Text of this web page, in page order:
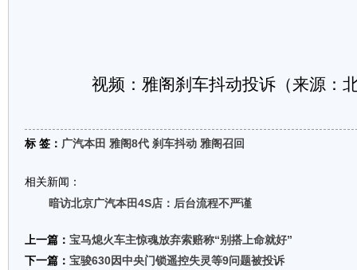
视频：雅阁刹车抖动投诉（来源：
标 签： 广汽本田 雅阁8代 刹车抖动 雅阁召回
相关新闻：
暗访北京广汽本田4S店：后台流程不严谨
上一篇： 宝马熄火车主惊魂放弃索赔称“别搭上命就好”
下一篇： 宝骏630因中央门锁遥控失灵等9问题被投诉